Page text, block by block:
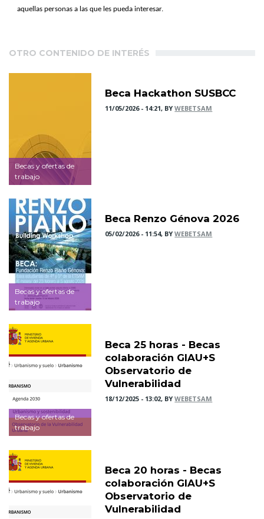
aquellas personas a las que les pueda interesar.
OTRO CONTENIDO DE INTERÉS
Becas y ofertas de
trabajo
Beca Hackathon SUSBCC
11/05/2026 - 14:21, BYWEBETSAM
Becas y ofertas de
trabajo
Beca Renzo Génova 2026
05/02/2026 - 11:54, BYWEBETSAM
Becas y ofertas de
trabajo
Beca 25 horas - Becas
colaboración GIAU+S
Observatorio de
Vulnerabilidad
18/12/2025 - 13:02, BYWEBETSAM
Beca 20 horas - Becas
colaboración GIAU+S
Observatorio de
Vulnerabilidad